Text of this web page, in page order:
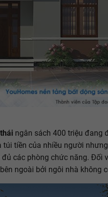
ngân sách 400 triệu đang
túi tiền của nhiều người
các phòng chức năng. Đối
ngoài bởi ngôi nhà không